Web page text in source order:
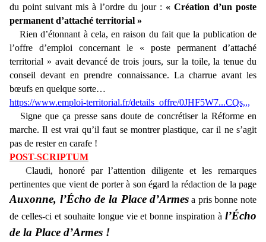
du point suivant mis à l’ordre du jour : « Création d’un poste
permanent d’attaché territorial »
Rien d’étonnant à cela, en raison du fait que la publication de
l’offre d’emploi concernant le « poste permanent d’attaché
territorial » avait devancé de trois jours, sur la toile, la tenue du
conseil devant en prendre connaissance. La charrue avant les
bœufs en quelque sorte…
https://www.emploi-territorial.fr/details_offre/0JHF5W7...CQs,,,
Signe que ça presse sans doute de concrétiser la Réforme en
marche. Il est vrai qu’il faut se montrer plastique, car il ne s’agit
pas de rester en carafe !
POST-SCRIPTUM
Claudi, honoré par l’attention diligente et les remarques
pertinentes que vient de porter à son égard la rédaction de la page
Auxonne, l’Écho de la Place d’Armes a pris bonne note
de celles-ci et souhaite longue vie et bonne inspiration à l’Écho
de la Place d’Armes !